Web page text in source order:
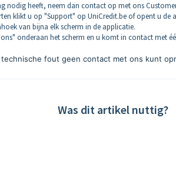
nodig heeft, neem dan contact op met ons
klikt u op "Support" op UniCredit.be of opent u
van bijna elk scherm in de applicatie.
onderaan het scherm en u komt in contact met
fout geen contact met ons kunt
Was dit artikel nuttig?